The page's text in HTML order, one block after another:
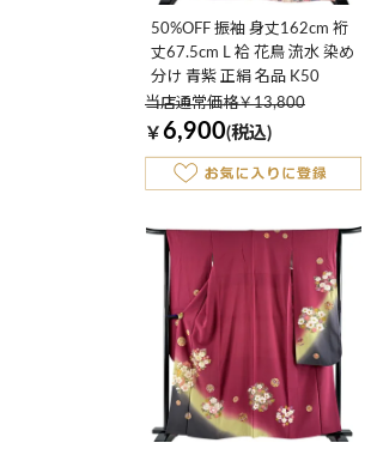
50%OFF 振袖 身丈162cm 裄
丈67.5cm L 袷 花鳥 流水 染め
分け 青紫 正絹 名品 K50
当店通常価格￥13,800
￥ 6,900(税込)